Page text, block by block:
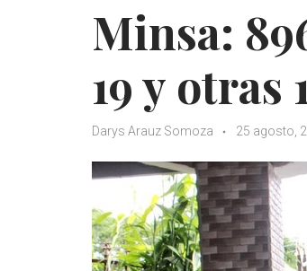
Minsa:
19 y
Darys Arauz Somoza 25 agosto,